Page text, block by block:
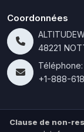
Coordonnées
48221
Téléphone:
+1-888-
Clause de non-